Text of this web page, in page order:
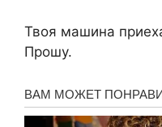
Твоя машина
Прошу.